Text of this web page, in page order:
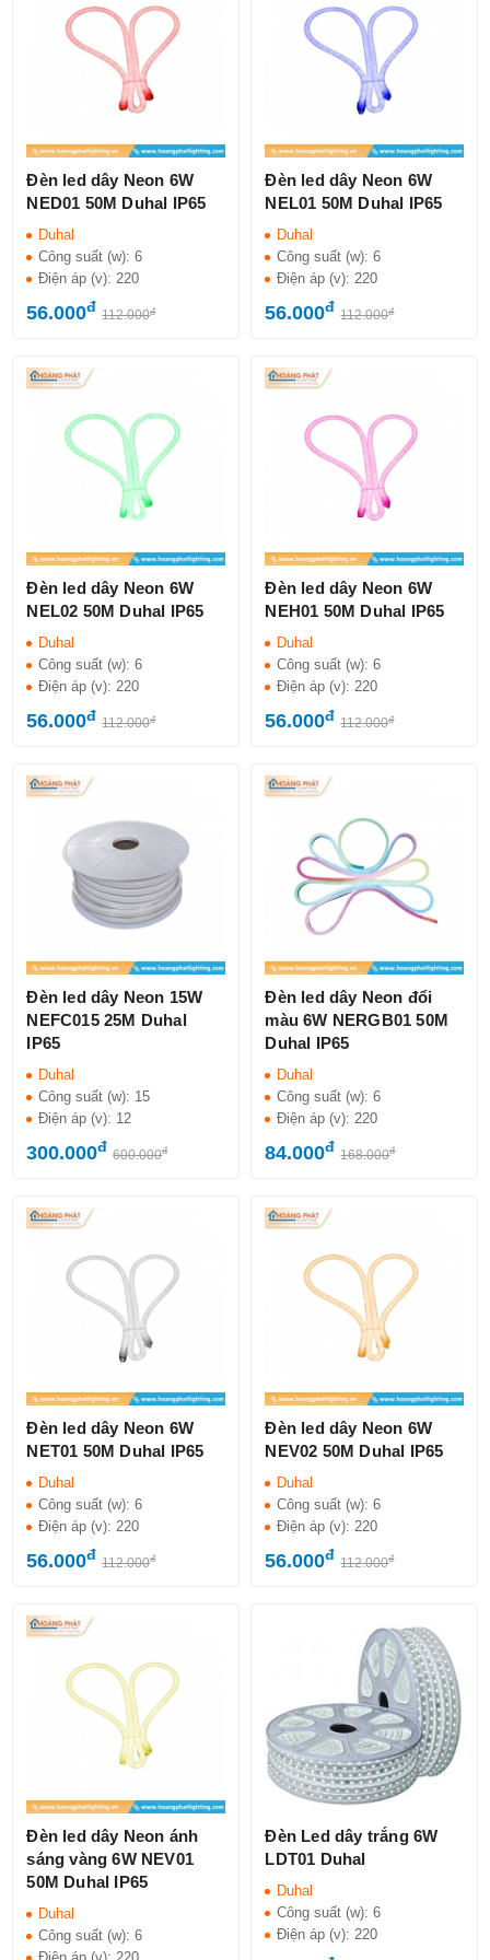
Đèn led dây Neon 6W
NED01 50M Duhal IP65
Duhal
Công suất (w):6
Điện áp (v):220
56.000đ 112.000đ
Đèn led dây Neon 6W
NEL01 50M Duhal IP65
Duhal
Công suất (w):6
Điện áp (v):220
56.000đ 112.000đ
Đèn led dây Neon 6W
NEL02 50M Duhal IP65
Duhal
Công suất (w):6
Điện áp (v):220
56.000đ 112.000đ
Đèn led dây Neon 6W
NEH01 50M Duhal IP65
Duhal
Công suất (w):6
Điện áp (v):220
56.000đ 112.000đ
Đèn led dây Neon 15W
NEFC015 25M Duhal
IP65
Duhal
Công suất (w): 15
Điện áp (v): 12
300.000đ 600.000đ
Đèn led dây Neon đổi
màu 6W NERGB01 50M
Duhal IP65
Duhal
Công suất (w):6
Điện áp (v): 220
84.000đ 168.000đ
Đèn led dây Neon 6W
NET01 50M Duhal IP65
Duhal
Công suất (w):6
Điện áp (v): 220
56.000đ 112.000đ
Đèn led dây Neon 6W
NEV02 50M Duhal IP65
Duhal
Công suất (w):6
Điện áp (v): 220
56.000đ 112.000đ
Đèn led dây Neon ánh
sáng vàng 6W NEV01
50M Duhal IP65
Duhal
Công suất (w):6
Đèn Led dây trắng 6W
LDT01 Duhal
Duhal
Công suất (w):6
Điện áp (v):220